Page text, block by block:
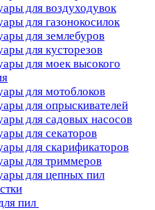
для воздуходувок
для газонокосилок
для землебуров
для кусторезов
для моек высокого
для мотоблоков
для опрыскивателей
для садовых насосов
для секаторов
для скарификаторов
для триммеров
для цепных пил
пил